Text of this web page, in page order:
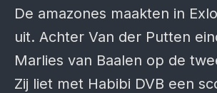
De amazones maakten in
uit. Achter Van der Putten
Marlies van Baalen op de
Zij liet met Habibi DVB een